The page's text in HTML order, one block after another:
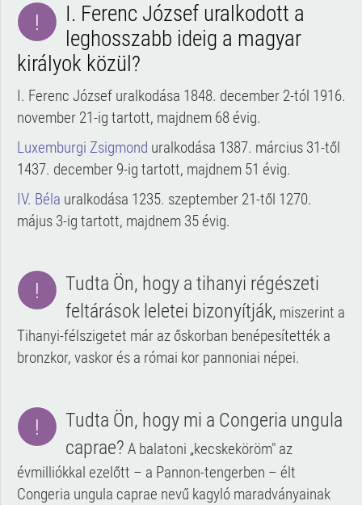
!
I. Ferenc József uralkodott a
leghosszabb ideig a magyar
királyok közül?
I. Ferenc József uralkodása 1848. december 2-tól 1916.
november 21-ig tartott, majdnem 68 évig.
Luxemburgi Zsigmond uralkodása 1387. március 31-től
1437. december 9-ig tartott, majdnem 51 évig.
IV. Béla uralkodása 1235. szeptember 21-től 1270.
május 3-ig tartott, majdnem 35 évig.
!
Tudta Ön, hogy a tihanyi régészeti
feltárások leletei bizonyítják, miszerint a
Tihanyi-félszigetet már az őskorban benépesítették a
bronzkor, vaskor és a római kor pannoniai népei.
!
Tudta Ön, hogy mi a Congeria ungula
caprae? A balatoni „kecskeköröm" az
évmilliókkal ezelőtt – a Pannon-tengerben – élt
Congeria ungula caprae nevű kagyló maradványainak